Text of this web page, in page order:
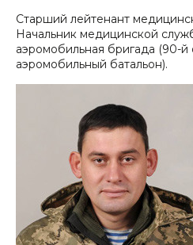
Старший лейтенант
Начальник медицинской
аэромобильная бригада (90-й
аэромобильный батальон).